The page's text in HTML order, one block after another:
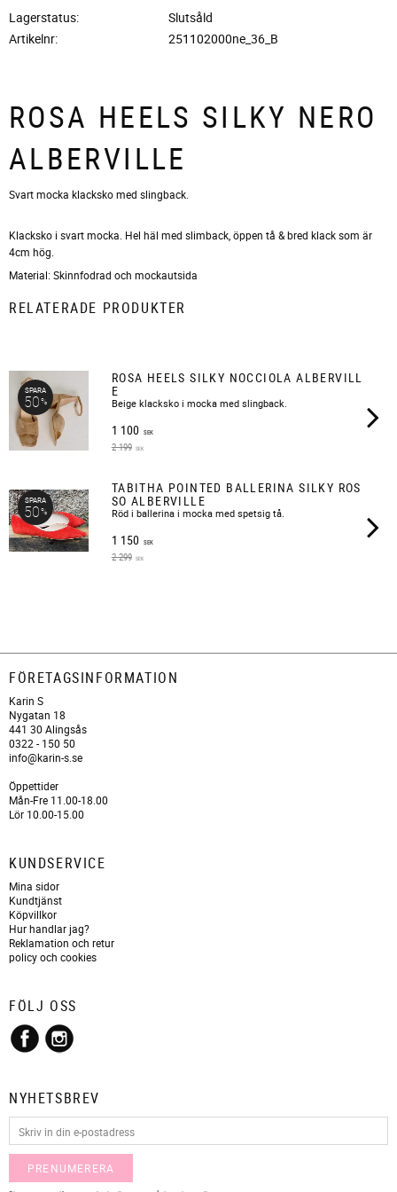
Lagerstatus
Slutsåld
Artikelnr
251102000ne_36_B
ROSA HEELS SILKY NERO
ALBERVILLE
Svart mocka klacksko med slingback.
Klacksko i svart mocka. Hel häl med slimback, öppen tå & bred klack som är
4cm hög.
Material: Skinnfodrad och mockautsida
RELATERADE PRODUKTER
ROSA HEELS SILKY NOCCIOLA ALBERVILL
E
Beige klacksko i mocka med slingback.
1 100 SEK
2 199 SEK
SPARA
50%
TABITHA POINTED BALLERINA SILKY ROS
SO ALBERVILLE
Röd i ballerina i mocka med spetsig tå.
1 150 SEK
2 299 SEK
SPARA
50%
FÖRETAGSINFORMATION
Karin S
Nygatan 18
441 30 Alingsås
0322 - 150 50
info@karin-s.se
Öppettider
Mån-Fre 11.00-18.00
Lör 10.00-15.00
KUNDSERVICE
Mina sidor
Kundtjänst
Köpvillkor
Hur handlar jag?
Reklamation och retur
policy och cookies
FÖLJ OSS
NYHETSBREV
PRENUMERERA